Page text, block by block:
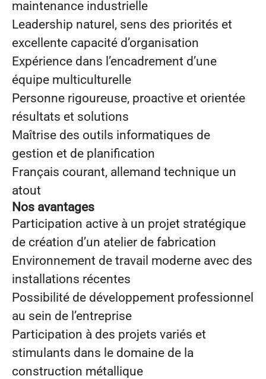
maintenance industrielle
Leadership naturel, sens des priorités et
excellente capacité d’organisation
Expérience dans l’encadrement d’une
équipe multiculturelle
Personne rigoureuse, proactive et orientée
résultats et solutions
Maîtrise des outils informatiques de
gestion et de planification
Français courant, allemand technique un
atout
Nos avantages
Participation active à un projet stratégique
de création d’un atelier de fabrication
Environnement de travail moderne avec des
installations récentes
Possibilité de développement professionnel
au sein de l’entreprise
Participation à des projets variés et
stimulants dans le domaine de la
construction métallique